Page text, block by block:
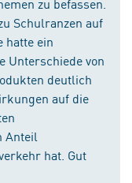
Schulranzen auf
hatte ein
Unterschiede von
deutlich
auf die
Anteil
hat. Gut